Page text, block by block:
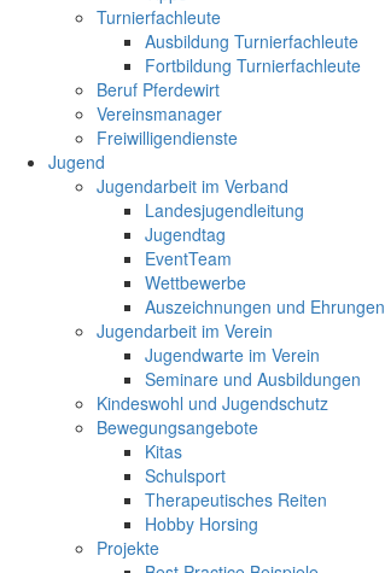
Turnierfachleute
Ausbildung Turnierfachleute
Fortbildung Turnierfachleute
Beruf Pferdewirt
Vereinsmanager
Freiwilligendienste
Jugend
Jugendarbeit im Verband
Landesjugendleitung
Jugendtag
EventTeam
Wettbewerbe
Auszeichnungen und Ehrungen
Jugendarbeit im Verein
Jugendwarte im Verein
Seminare und Ausbildungen
Kindeswohl und Jugendschutz
Bewegungsangebote
Kitas
Schulsport
Therapeutisches Reiten
Hobby Horsing
Projekte